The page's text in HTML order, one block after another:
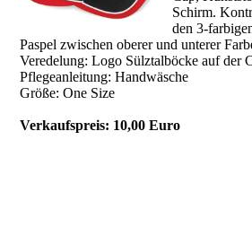
Schirm.
den 3-
Paspel zwischen oberer und unterer
Veredelung: Logo Sülztalböcke auf der
Pflegeanleitung: Handwäsche
Größe: One Size
Verkaufspreis: 10,00 Euro